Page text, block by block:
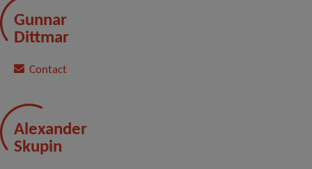
Gunnar
Dittmar
Contact
Alexander
Skupin